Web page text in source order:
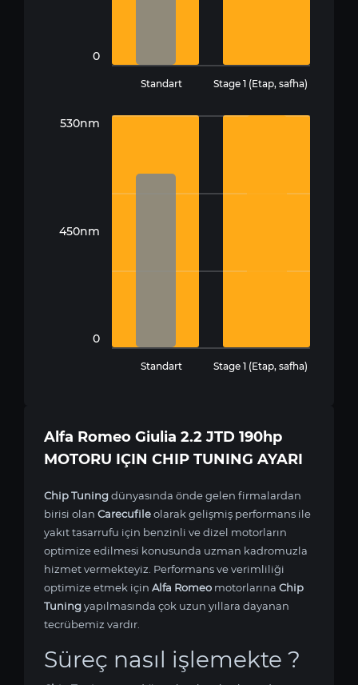
0
Standart Stage 1 (Etap, safha)
530nm
450nm
0
Standart Stage 1 (Etap, safha)
Alfa Romeo Giulia 2.2 JTD 190hp
MOTORU IÇIN CHIP TUNING AYARI
Chip Tuningdünyasında önde gelen firmalardan
birisi olan Carecufileolarak gelişmiş performans ile
yakıt tasarrufu için benzinli ve dizel motorların
optimize edilmesi konusunda uzman kadromuzla
hizmet vermekteyiz. Performans ve verimliliği
optimize etmek için Alfa Romeo motorlarına Chip
Tuningyapılmasında çok uzun yıllara dayanan
tecrübemiz vardır.
Süreç nasıl işlemekte ?